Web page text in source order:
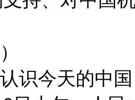
识今天的中